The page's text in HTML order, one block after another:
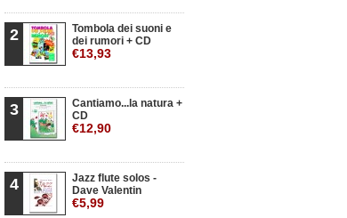
2
Tombola dei suoni e
dei rumori + CD
€13,93
3
Cantiamo...la natura +
CD
€12,90
4
Jazz flute solos -
Dave Valentin
€5,99